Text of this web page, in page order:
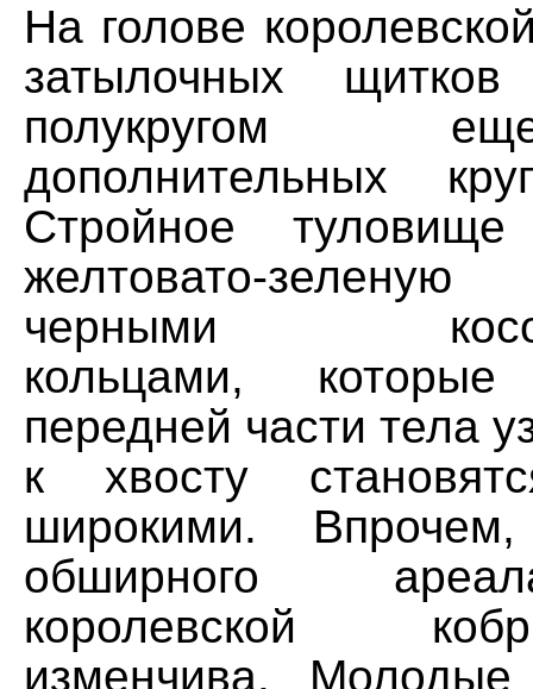
На голове
затылочных щитков
полукругом
дополнительных
Стройное
желтовато-
черными косо-
кольцами,
передней части тела
к хвосту
широкими.
обширного
королевской
изменчива.